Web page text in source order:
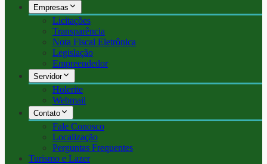
Empresas
Licitações
Transparência
Nota Fiscal Eletrônica
Legislação
Empreendedor
Servidor
Holerite
Webmail
Contato
Fale Conosco
Localização
Perguntas Frequentes
Turismo e Lazer